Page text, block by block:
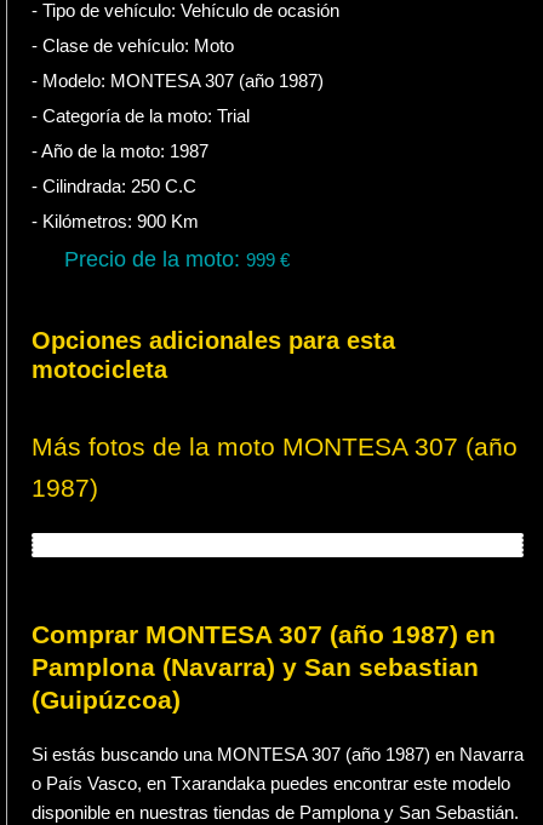
- Tipo de vehículo: Vehículo de ocasión
- Clase de vehículo: Moto
- Modelo: MONTESA 307 (año 1987)
- Categoría de la moto: Trial
- Año de la moto: 1987
- Cilindrada: 250 C.C
- Kilómetros: 900 Km
Precio de la moto: 999€
Opciones adicionales para esta
motocicleta
Más fotos de la moto MONTESA 307 (año
1987)
Comprar MONTESA 307 (año 1987) en
Pamplona (Navarra) y San sebastian
(Guipúzcoa)
Si estás buscando una MONTESA 307 (año 1987) en Navarra
o País Vasco, en Txarandaka puedes encontrar este modelo
disponible en nuestras tiendas de Pamplona y San Sebastián.